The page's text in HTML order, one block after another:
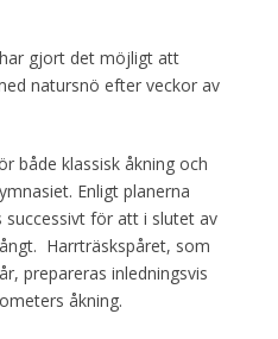
gjort det möjligt att
natursnö efter veckor av
både klassisk åkning och
Enligt planerna
för att i slutet av
Harrträskspåret, som
prepareras inledningsvis
åkning.